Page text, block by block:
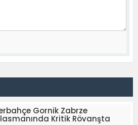
Gornik Zabrze
Kritik Rövanşta